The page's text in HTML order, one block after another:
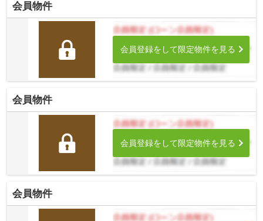
会員物件
会員登録をして限定物件を見る
会員物件
会員登録をして限定物件を見る
会員物件